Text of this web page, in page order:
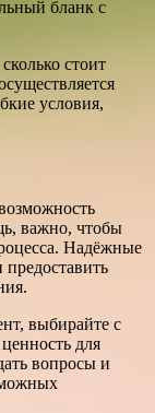
бланк с
стоит
условия,
важно, чтобы
Надёжные
выбирайте с
для
вопросы и